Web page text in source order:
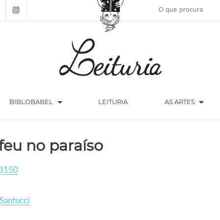
BIBLOBABEL arrow_drop_down LEITURIA AS ARTES arrow_drop_down
no paraíso